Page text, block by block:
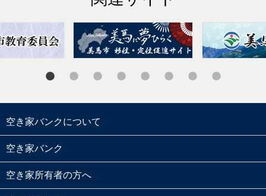
空き家バンクについて
空き家バンク
空き家所有者の方へ